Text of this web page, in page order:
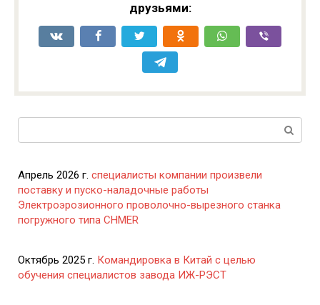
друзьями:
Апрель 2026 г. специалисты компании произвели
поставку и пуско-наладочные работы
Электроэрозионного проволочно-вырезного станка
погружного типа CHMER
Октябрь 2025 г. Командировка в Китай с целью
обучения специалистов завода ИЖ-РЭСТ